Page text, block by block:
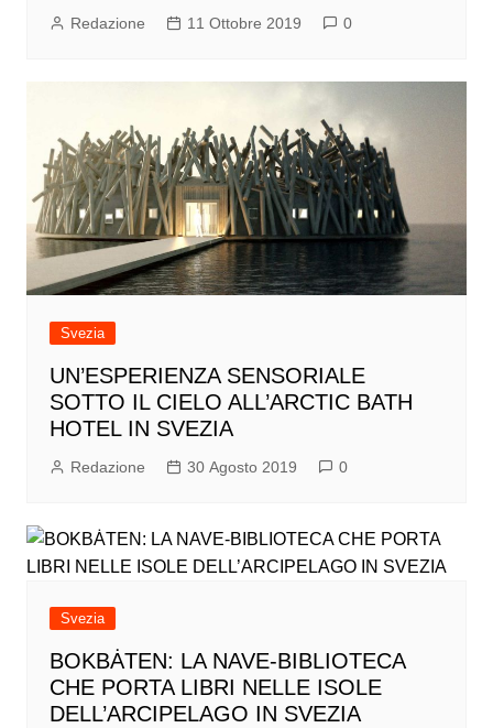
Redazione 11 Ottobre 2019 0
Svezia
UN’ESPERIENZA SENSORIALE
SOTTO IL CIELO ALL’ARCTIC BATH
HOTEL IN SVEZIA
Redazione 30 Agosto 2019 0
Svezia
BOKBȦTEN: LA NAVE-BIBLIOTECA
CHE PORTA LIBRI NELLE ISOLE
DELL’ARCIPELAGO IN SVEZIA